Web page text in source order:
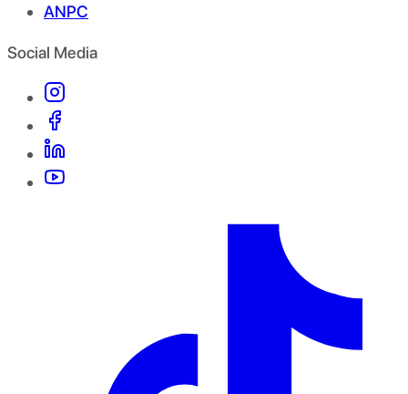
ANPC
Social Media